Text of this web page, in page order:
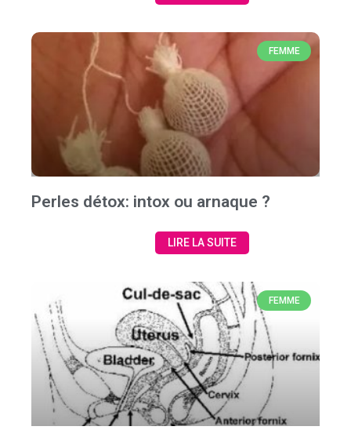
FEMME
Perles détox: intox ou arnaque ?
LIRE LA SUITE
FEMME